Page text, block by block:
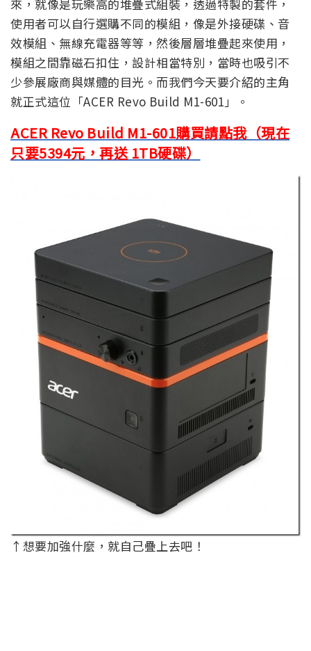
來，就像是玩樂高的堆疊式組裝，透過特製的套件，
使用者可以自行選購不同的模組，像是外接硬碟、音
效模組、無線充電器等等，然後層層堆疊起來使用，
模組之間靠磁石扣住，設計相當特別，當時也吸引不
少參展廠商與媒體的目光。而我們今天要介紹的主角
就正式這位「ACER Revo Build M1-601」。
ACER Revo Build M1-601購買請點我（現在
只要5394元，再送 1TB硬碟）
↑想要加強什麼，就自己疊上去吧！